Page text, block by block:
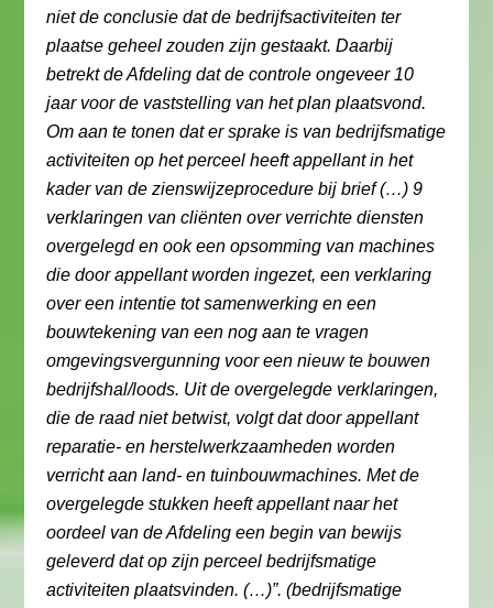
niet de conclusie dat de bedrijfsactiviteiten ter
plaatse geheel zouden zijn gestaakt. Daarbij
betrekt de Afdeling dat de controle ongeveer 10
jaar voor de vaststelling van het plan plaatsvond.
Om aan te tonen dat er sprake is van bedrijfsmatige
activiteiten op het perceel heeft appellant in het
kader van de zienswijzeprocedure bij brief (…) 9
verklaringen van cliënten over verrichte diensten
overgelegd en ook een opsomming van machines
die door appellant worden ingezet, een verklaring
over een intentie tot samenwerking en een
bouwtekening van een nog aan te vragen
omgevingsvergunning voor een nieuw te bouwen
bedrijfshal/loods. Uit de overgelegde verklaringen,
die de raad niet betwist, volgt dat door appellant
reparatie- en herstelwerkzaamheden worden
verricht aan land- en tuinbouwmachines. Met de
overgelegde stukken heeft appellant naar het
oordeel van de Afdeling een begin van bewijs
geleverd dat op zijn perceel bedrijfsmatige
activiteiten plaatsvinden. (…)”. (bedrijfsmatige